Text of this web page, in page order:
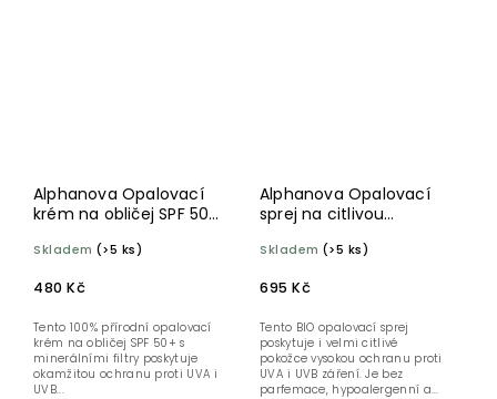
Alphanova Opalovací
krém na obličej SPF 50+
Skladem (>5 ks)
480 Kč
Tento 100% přírodní opalovací
krém na obličej SPF 50+ s
minerálními filtry poskytuje
okamžitou ochranu proti UVA i
UVB...
Alphanova Opalovací
sprej na citlivou
BIO
Skladem (>5 ks)
695 Kč
Tento BIO opalovací sprej
poskytuje i velmi citlivé
pokožce vysokou ochranu proti
UVA i UVB záření. Je bez
parfemace, hypoalergenní a...